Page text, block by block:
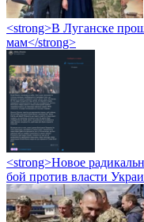
<strong>В Луганске
мам</strong>
<strong>Новое
бой против власти